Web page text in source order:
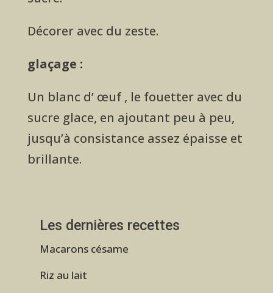
Décorer avec du zeste.
glaçage :
Un blanc d’ œuf , le fouetter avec du
sucre glace, en ajoutant peu à peu,
jusqu’à consistance assez épaisse et
brillante.
Les dernières recettes
Macarons césame
Riz au lait